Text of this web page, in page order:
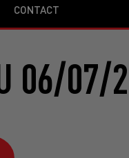
CONTACT
06/